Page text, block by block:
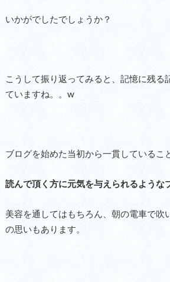
いかがでしたでしょうか？
こうして振り返ってみると、記憶に残る
ていますね。。w
ブログを始めた当初から一貫しているこ
読んで頂く方に元気を与えられるような
美容を通してはもちろん、朝の電車で吹
の思いもあります。